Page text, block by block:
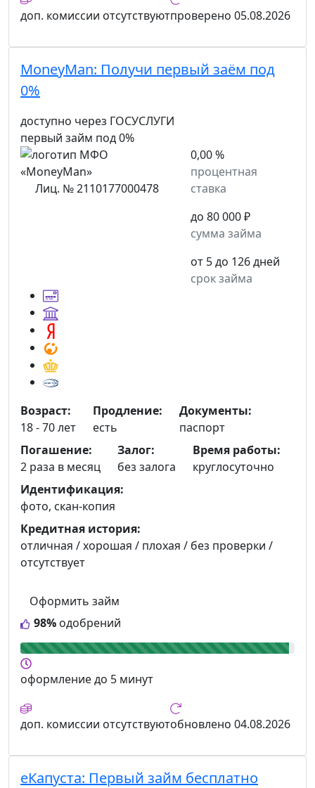
доп. комиссии отсутствуютпроверено 05.08.2026
MoneyMan: Получи первый заём под
0%
доступно через ГОСУСЛУГИ
первый займ под 0%
Лиц. № 2110177000478
0,00 %
процентная
ставка
до 80 000 ₽
сумма займа
от 5 до 126 дней
срок займа
98% одобрений
Оформить займ
Возраст:
18 - 70 лет
Продление:
есть
Документы:
паспорт
Погашение:
2 раза в месяц
Залог:
без залога
Время работы:
круглосуточно
Идентификация:
фото, скан-копия
Кредитная история:
отличная / хорошая / плохая / без проверки /
отсутствует
оформлениедо 5 минут
доп. комиссии отсутствуютобновлено 04.08.2026
еКапуста: Первый займ бесплатно